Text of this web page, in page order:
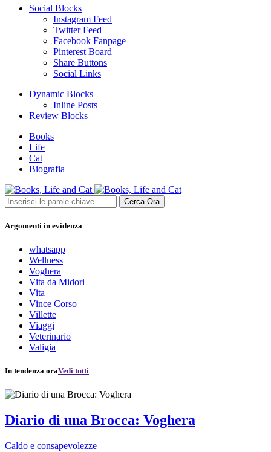
Social Blocks
Instagram Feed
Twitter Feed
Facebook Fanpage
Pinterest Board
Share Buttons
Social Links
Dynamic Blocks
Inline Posts
Review Blocks
Books
Life
Cat
Biografia
Cerca Ora
Argomenti in evidenza
whatsapp
Wellness
Voghera
Vita da Midori
Vita
Vince Corso
Villette
Viaggi
Veterinario
Valigia
In tendenza oraVedi tutti
Diario di una Brocca: Voghera
Caldo e consapevolezze